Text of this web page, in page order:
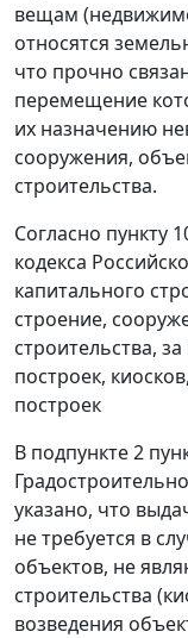
вещам
относятся
что прочно
перемещение
их назначению
сооружения,
строительства.
Согласно пункту
кодекса
капитального
строение,
строительства,
построек,
построек
В подпункте 2
указано, что
не требуется в
объектов, не
строительства
возведения